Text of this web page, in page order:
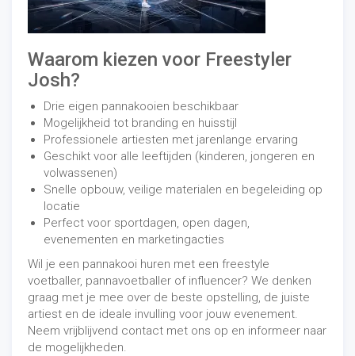
Waarom kiezen voor Freestyler
Josh?
Drie eigen pannakooien beschikbaar
Mogelijkheid tot branding en huisstijl
Professionele artiesten met jarenlange ervaring
Geschikt voor alle leeftijden (kinderen, jongeren en
volwassenen)
Snelle opbouw, veilige materialen en begeleiding op
locatie
Perfect voor sportdagen, open dagen,
evenementen en marketingacties
Wil je een pannakooi huren met een freestyle
voetballer, pannavoetballer of influencer? We denken
graag met je mee over de beste opstelling, de juiste
artiest en de ideale invulling voor jouw evenement.
Neem vrijblijvend contact met ons op en informeer naar
de mogelijkheden.